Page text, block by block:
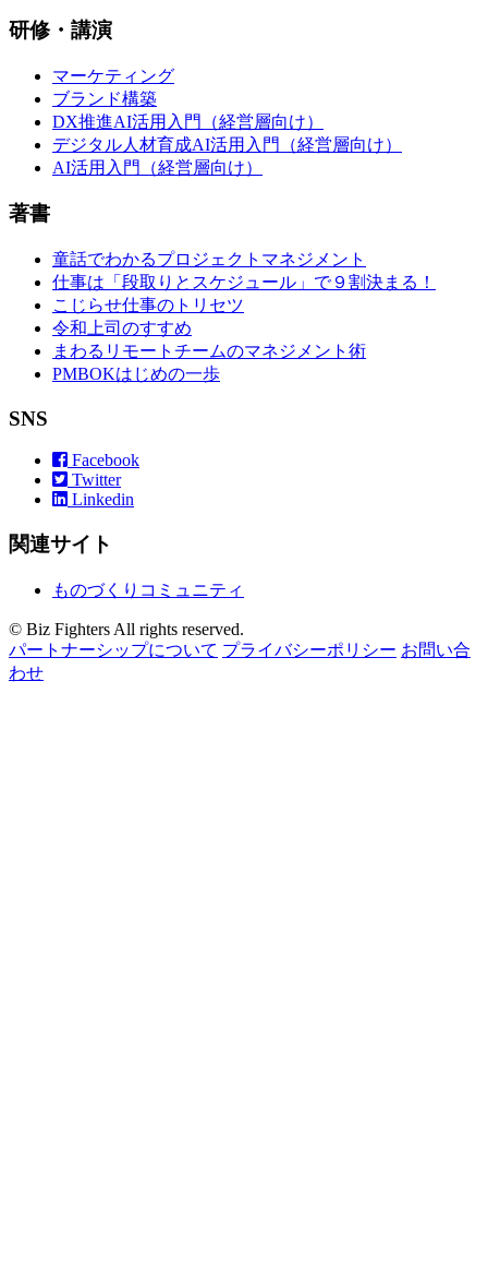
研修・講演
マーケティング
ブランド構築
DX推進AI活用入門（経営層向け）
デジタル人材育成AI活用入門（経営層向け）
AI活用入門（経営層向け）
著書
童話でわかるプロジェクトマネジメント
仕事は「段取りとスケジュール」で９割決まる！
こじらせ仕事のトリセツ
令和上司のすすめ
まわるリモートチームのマネジメント術
PMBOKはじめの一歩
SNS
Facebook
Twitter
Linkedin
関連サイト
ものづくりコミュニティ
© Biz Fighters All rights reserved.
パートナーシップについて プライバシーポリシー お問い合
わせ